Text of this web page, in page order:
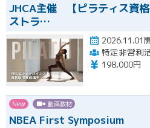
JHCA主催 【ピラティス資
ストラ…
2026.11.01
198,000円
New 動画教材
NBEA First Symposium